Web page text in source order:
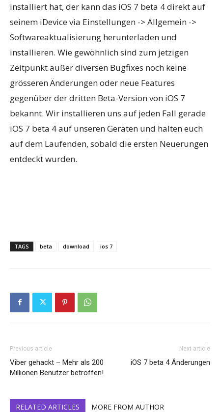
installiert hat, der kann das iOS 7 beta 4 direkt auf
seinem iDevice via Einstellungen -> Allgemein ->
Softwareaktualisierung herunterladen und
installieren. Wie gewöhnlich sind zum jetzigen
Zeitpunkt außer diversen Bugfixes noch keine
grösseren Änderungen oder neue Features
gegenüber der dritten Beta-Version von iOS 7
bekannt. Wir installieren uns auf jeden Fall gerade
iOS 7 beta 4 auf unseren Geräten und halten euch
auf dem Laufenden, sobald die ersten Neuerungen
entdeckt wurden.
TAGS beta download ios 7
Previous article
Viber gehackt – Mehr als 200
Millionen Benutzer betroffen!
Next article
iOS 7 beta 4 Änderungen
RELATED ARTICLES MORE FROM AUTHOR